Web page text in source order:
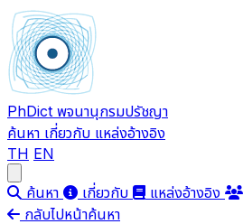
PhDict พจนานุกรมปรัชญา
ค้นหา เกี่ยวกับ แหล่งอ้างอิง
TH EN
ค้นหา เกี่ยวกับ แหล่งอ้างอิง
กลับไปหน้าค้นหา